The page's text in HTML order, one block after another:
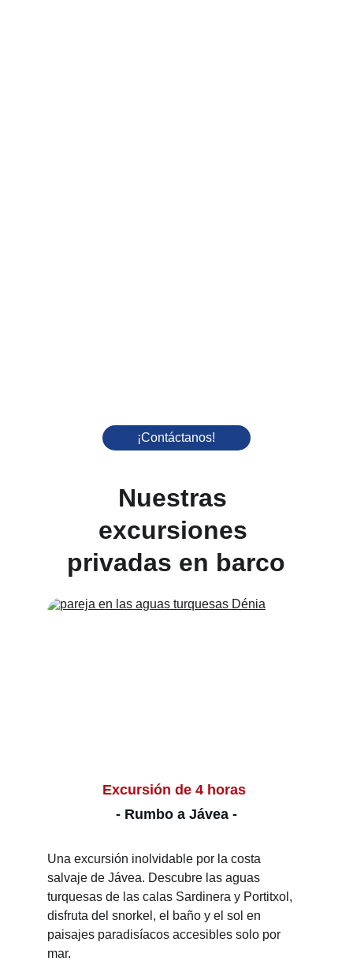
¡Contáctanos!
Nuestras
excursiones
privadas en barco
Excursión de 4 horas
- Rumbo a Jávea -
Una excursión inolvidable por la costa
salvaje de Jávea. Descubre las aguas
turquesas de las calas Sardinera y Portitxol,
disfruta del snorkel, el baño y el sol en
paisajes paradisíacos accesibles solo por
mar.